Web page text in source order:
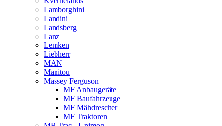
Lamborghini
Landini
Landsberg
Lanz
Lemken
Liebherr
MAN
Manitou
Massey Ferguson
MF Anbaugeräte
MF Baufahrzeuge
MF Mähdrescher
MF Traktoren